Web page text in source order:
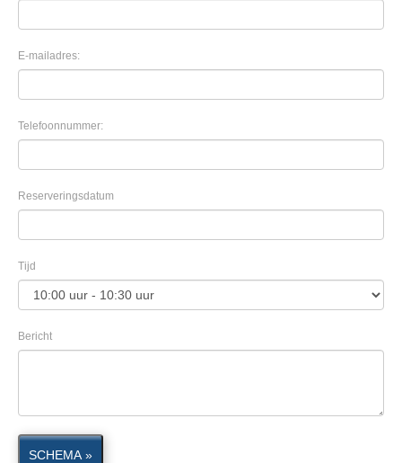
E-mailadres:
Telefoonnummer:
Reserveringsdatum
Tijd
Bericht
SCHEMA »